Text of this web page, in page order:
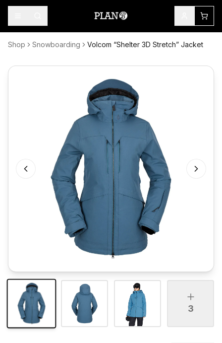
Shop Snowboarding Volcom “Shelter 3D Stretch” Jacket
3